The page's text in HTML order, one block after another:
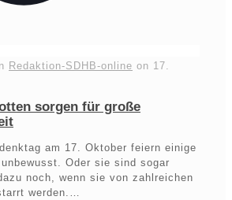
Redaktion-SDHB-online on 17.
sorgen für große
am 17. Oktober feiern einige
Oder sie sind sogar
noch, wenn sie von zahlreichen
werden.…